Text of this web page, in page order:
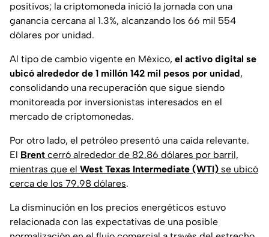
positivos; la criptomoneda inició la jornada con una
ganancia cercana al 1.3%, alcanzando los 66 mil 554
dólares por unidad.
Al tipo de cambio vigente en México, el activo digital se
ubicó alrededor de 1 millón 142 mil pesos por unidad,
consolidando una recuperación que sigue siendo
monitoreada por inversionistas interesados en el
mercado de criptomonedas.
Por otro lado, el petróleo presentó una caída relevante.
El Brent cerró alrededor de 82.86 dólares por barril,
mientras que el West Texas Intermediate (WTI) se ubicó
cerca de los 79.98 dólares.
La disminución en los precios energéticos estuvo
relacionada con las expectativas de una posible